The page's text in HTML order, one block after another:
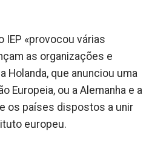
IEP «provocou várias
as organizações e
Holanda, que anunciou uma
Europeia, ou a Alemanha e a
os países dispostos a unir
europeu.